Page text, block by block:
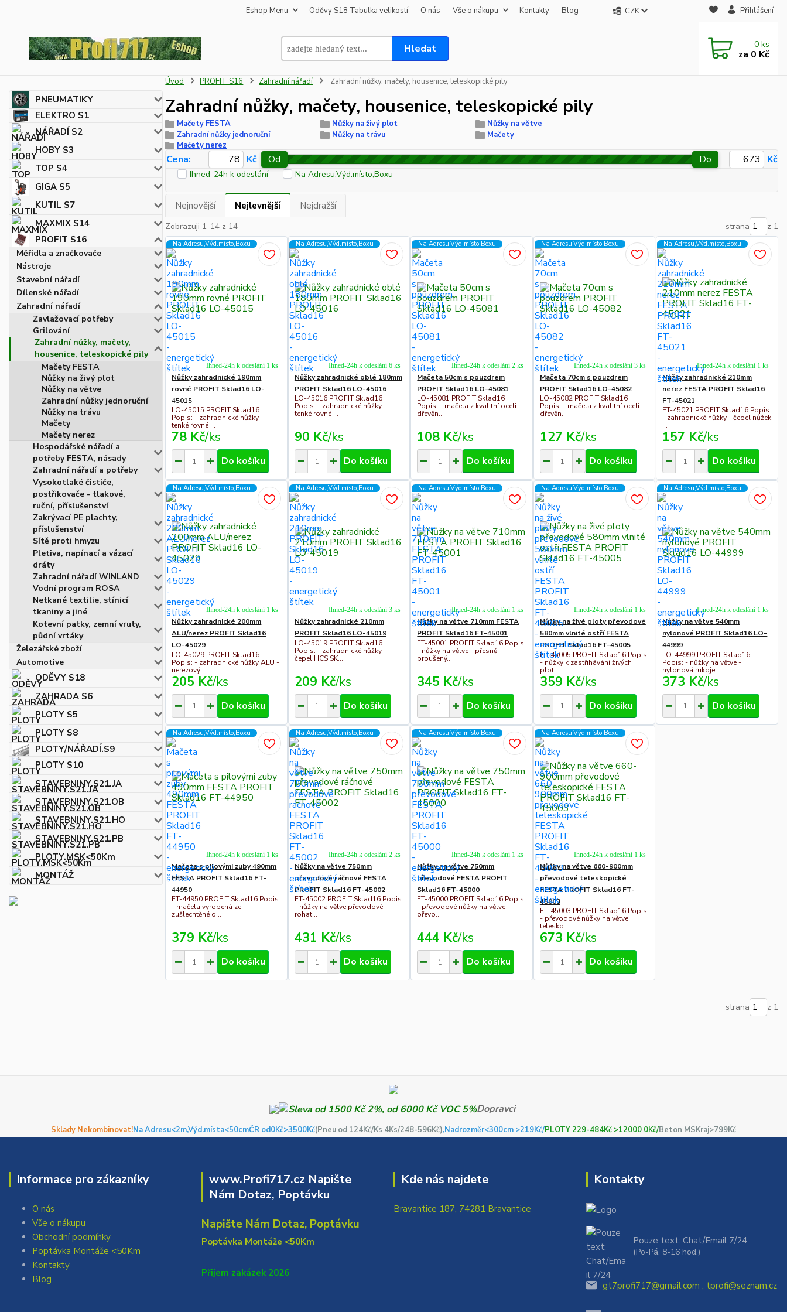
Eshop Menu Oděvy S18 Tabulka velikostí O nás Vše o nákupu Kontakty Blog CZK Přihlášení
Hledat 0 ks
za 0 Kč
PNEUMATIKY
ELEKTRO S1
NÁŘADÍ S2
HOBY S3
TOP S4
GIGA S5
KUTIL S7
MAXMIX S14
PROFIT S16
Měřidla a značkovače
Nástroje
Stavební nářadí
Dílenské nářadí
Zahradní nářadí
Zavlažovací potřeby
Grilování
Zahradní nůžky, mačety,
housenice, teleskopické pily
Mačety FESTA
Nůžky na živý plot
Nůžky na větve
Zahradní nůžky jednoruční
Nůžky na trávu
Mačety
Mačety nerez
Hospodářské nářadí a
potřeby FESTA, násady
Zahradní nářadí a potřeby
Vysokotlaké čističe,
postřikovače - tlakové,
ruční, příslušenství
Zakrývací PE plachty,
příslušenství
Sítě proti hmyzu
Pletiva, napínací a vázací
dráty
Zahradní nářadí WINLAND
Vodní program ROSA
Netkané textilie, stínicí
tkaniny a jiné
Kotevní patky, zemní vruty,
půdní vrtáky
Železářské zboží
Automotive
ODĚVY S18
ZAHRADA S6
PLOTY S5
PLOTY S8
PLOTY/NÁŘADÍ.S9
PLOTY S10
STAVEBNINY.S21.JA
STAVEBNINY.S21.OB
STAVEBNINY.S21.HO
STAVEBNINY.S21.PB
PLOTY.MSK<50Km
MONTÁŽ
Úvod PROFIT S16 Zahradní nářadí Zahradní nůžky, mačety, housenice, teleskopické pily
Zahradní nůžky, mačety, housenice, teleskopické pily
Mačety FESTA Nůžky na živý plot
Nůžky na větve
Zahradní nůžky jednoruční
Nůžky na trávu
Mačety
Mačety nerez
Cena: Kč Od Do Kč
Ihned-24h k odeslání Na Adresu,Výd.místo,Boxu
Nejnovější Nejlevnější Nejdražší
Zobrazuji 1-14 z 14 strana z 1
Na Adresu,Výd.místo,Boxu
Nůžky zahradnické 190mm
rovné PROFIT Sklad16 LO-
45015
LO-45015 PROFIT Sklad16
Popis: - zahradnické nůžky -
tenké rovné ...
78 Kč/ks
Ihned-24h k odeslání 1 ks
Do košíku
Na Adresu,Výd.místo,Boxu
Nůžky zahradnické oblé 180mm
PROFIT Sklad16 LO-45016
LO-45016 PROFIT Sklad16
Popis: - zahradnické nůžky -
tenké rovné ...
90 Kč/ks
Ihned-24h k odeslání 6 ks
Do košíku
Na Adresu,Výd.místo,Boxu
Mačeta 50cm s pouzdrem
PROFIT Sklad16 LO-45081
LO-45081 PROFIT Sklad16
Popis: - mačeta z kvalitní oceli -
dřevěn...
108 Kč/ks
Ihned-24h k odeslání 2 ks
Do košíku
Na Adresu,Výd.místo,Boxu
Mačeta 70cm s pouzdrem
PROFIT Sklad16 LO-45082
LO-45082 PROFIT Sklad16
Popis: - mačeta z kvalitní oceli -
dřevěn...
127 Kč/ks
Ihned-24h k odeslání 3 ks
Do košíku
Na Adresu,Výd.místo,Boxu
Nůžky zahradnické 210mm
nerez FESTA PROFIT Sklad16
FT-45021
FT-45021 PROFIT Sklad16 Popis:
- zahradnické nůžky - čepel nůžek
...
157 Kč/ks
Ihned-24h k odeslání 1 ks
Do košíku
Na Adresu,Výd.místo,Boxu
Nůžky zahradnické 200mm
ALU/nerez PROFIT Sklad16
LO-45029
LO-45029 PROFIT Sklad16
Popis: - zahradnické nůžky ALU -
nerezový...
205 Kč/ks
Ihned-24h k odeslání 1 ks
Do košíku
Na Adresu,Výd.místo,Boxu
Nůžky zahradnické 210mm
PROFIT Sklad16 LO-45019
LO-45019 PROFIT Sklad16
Popis: - zahradnické nůžky -
čepel HCS SK...
209 Kč/ks
Ihned-24h k odeslání 3 ks
Do košíku
Na Adresu,Výd.místo,Boxu
Nůžky na větve 710mm FESTA
PROFIT Sklad16 FT-45001
FT-45001 PROFIT Sklad16 Popis:
- nůžky na větve - přesně
broušený...
345 Kč/ks
Ihned-24h k odeslání 1 ks
Do košíku
Na Adresu,Výd.místo,Boxu
Nůžky na živé ploty převodové
580mm vlnité ostří FESTA
PROFIT Sklad16 FT-45005
FT-45005 PROFIT Sklad16 Popis:
- nůžky k zastřihávání živých
plot...
359 Kč/ks
Ihned-24h k odeslání 1 ks
Do košíku
Na Adresu,Výd.místo,Boxu
Nůžky na větve 540mm
nylonové PROFIT Sklad16 LO-
44999
LO-44999 PROFIT Sklad16
Popis: - nůžky na větve -
nylonová rukoje...
373 Kč/ks
Ihned-24h k odeslání 1 ks
Do košíku
Na Adresu,Výd.místo,Boxu
Mačeta s pilovými zuby 490mm
FESTA PROFIT Sklad16 FT-
44950
FT-44950 PROFIT Sklad16 Popis:
- mačeta vyrobená ze
zušlechtěné o...
379 Kč/ks
Ihned-24h k odeslání 1 ks
Do košíku
Na Adresu,Výd.místo,Boxu
Nůžky na větve 750mm
převodové ráčnové FESTA
PROFIT Sklad16 FT-45002
FT-45002 PROFIT Sklad16 Popis:
- nůžky na větve převodové -
rohat...
431 Kč/ks
Ihned-24h k odeslání 2 ks
Do košíku
Na Adresu,Výd.místo,Boxu
Nůžky na větve 750mm
převodové FESTA PROFIT
Sklad16 FT-45000
FT-45000 PROFIT Sklad16 Popis:
- převodové nůžky na větve -
převo...
444 Kč/ks
Ihned-24h k odeslání 1 ks
Do košíku
Na Adresu,Výd.místo,Boxu
Nůžky na větve 660-900mm
převodové teleskopické
FESTA PROFIT Sklad16 FT-
45003
FT-45003 PROFIT Sklad16 Popis:
- převodové nůžky na větve
telesko...
673 Kč/ks
Ihned-24h k odeslání 1 ks
Do košíku
strana z 1
Dopravci
Sklady Nekombinovat!Na Adresu<2m,Výd.místa<50cmČR od0Kč>3500Kč(Pneu od 124Kč/Ks 4Ks/248-596Kč),Nadrozměr<300cm >219Kč/PLOTY 229-484Kč >12000 0Kč/Beton MSKraj>799Kč
Informace pro zákazníky
O nás
Vše o nákupu
Obchodní podmínky
Poptávka Montáže <50Km
Kontakty
Blog
www.Profi717.cz Napište
Nám Dotaz, Poptávku
Napište Nám Dotaz, Poptávku
Poptávka Montáže <50Km
Přijem zakázek 2026
Kde nás najdete
Bravantice 187, 74281 Bravantice
Kontakty
Pouze text: Chat/Email 7/24
(Po-Pá, 8-16 hod.)
gt7profi717@gmail.com , tprofi@seznam.cz